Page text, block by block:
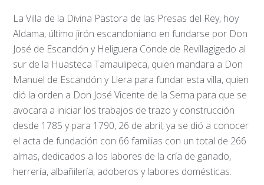
La Villa de la Divina Pastora de las Presas del Rey, hoy
Aldama, último jirón escandoniano en fundarse por Don
José de Escandón y Heliguera Conde de Revillagigedo al
sur de la Huasteca Tamaulipeca, quien mandara a Don
Manuel de Escandón y Llera para fundar esta villa, quien
dió la orden a Don José Vicente de la Serna para que se
avocara a iniciar los trabajos de trazo y construcción
desde 1785 y para 1790, 26 de abril, ya se dió a conocer
el acta de fundación con 66 familias con un total de 266
almas, dedicados a los labores de la cría de ganado,
herrería, albañilería, adoberos y labores domésticas.